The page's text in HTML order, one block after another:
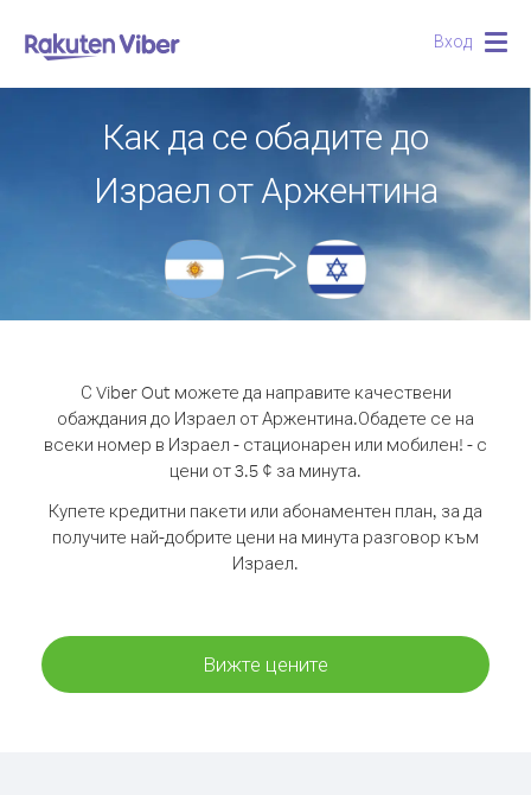
Вход
Как да се обадите до
Израел от Аржентина
С Viber Out можете да направите качествени
обаждания до Израел от Аржентина.Обадете се на
всеки номер в Израел - стационарен или мобилен! - с
цени от 3.5 ¢ за минута.
Купете кредитни пакети или абонаментен план, за да
получите най-добрите цени на минута разговор към
Израел.
Вижте цените